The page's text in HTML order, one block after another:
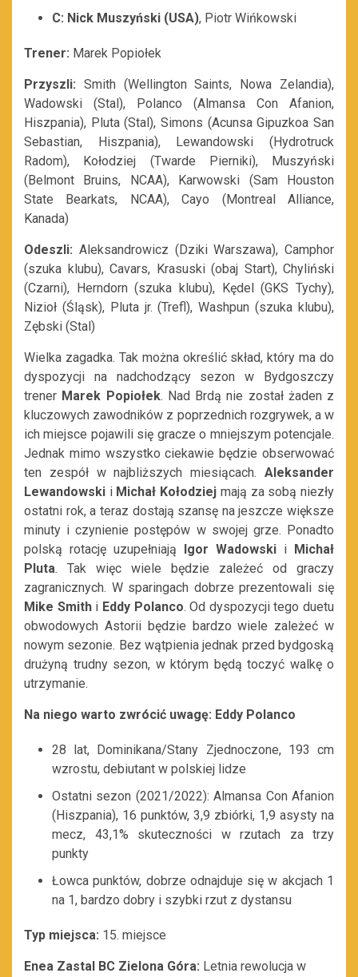
C: Nick Muszyński (USA), Piotr Wińkowski
Trener: Marek Popiołek
Przyszli: Smith (Wellington Saints, Nowa Zelandia),
Wadowski (Stal), Polanco (Almansa Con Afanion,
Hiszpania), Pluta (Stal), Simons (Acunsa Gipuzkoa San
Sebastian, Hiszpania), Lewandowski (Hydrotruck
Radom), Kołodziej (Twarde Pierniki), Muszyński
(Belmont Bruins, NCAA), Karwowski (Sam Houston
State Bearkats, NCAA), Cayo (Montreal Alliance,
Kanada)
Odeszli: Aleksandrowicz (Dziki Warszawa), Camphor
(szuka klubu), Cavars, Krasuski (obaj Start), Chyliński
(Czarni), Herndorn (szuka klubu), Kędel (GKS Tychy),
Nizioł (Śląsk), Pluta jr. (Trefl), Washpun (szuka klubu),
Zębski (Stal)
Wielka zagadka. Tak można określić skład, który ma do
dyspozycji na nadchodzący sezon w Bydgoszczy
trener Marek Popiołek. Nad Brdą nie został żaden z
kluczowych zawodników z poprzednich rozgrywek, a w
ich miejsce pojawili się gracze o mniejszym potencjale.
Jednak mimo wszystko ciekawie będzie obserwować
ten zespół w najbliższych miesiącach. Aleksander
Lewandowski i Michał Kołodziej mają za sobą niezły
ostatni rok, a teraz dostają szansę na jeszcze większe
minuty i czynienie postępów w swojej grze. Ponadto
polską rotację uzupełniają
Igor Wadowski i
Michał
Pluta. Tak więc wiele będzie zależeć od graczy
zagranicznych. W sparingach dobrze prezentowali się
Mike Smithi Eddy Polanco. Od dyspozycji tego duetu
obwodowych Astorii będzie bardzo wiele zależeć w
nowym sezonie. Bez wątpienia jednak przed bydgoską
drużyną trudny sezon, w którym będą toczyć walkę o
utrzymanie.
Na niego warto zwrócić uwagę: Eddy Polanco
28 lat, Dominikana/Stany Zjednoczone, 193 cm
wzrostu, debiutant w polskiej lidze
Ostatni sezon (2021/2022): Almansa Con Afanion
(Hiszpania), 16 punktów, 3,9 zbiórki, 1,9 asysty na
mecz, 43,1% skuteczności w rzutach za trzy
punkty
Łowca punktów, dobrze odnajduje się w akcjach 1
na 1, bardzo dobry i szybki rzut z dystansu
Typ miejsca: 15. miejsce
Enea Zastal BC Zielona Góra: Letnia rewolucja w